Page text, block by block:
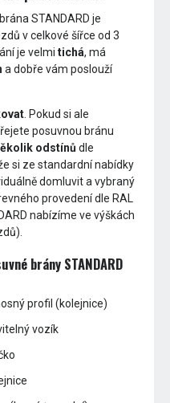
STANDARD je
v celkové šířce od 3
je velmitichá, má
a dobře vám poslouží
. Pokud si ale
posuvnou bránu
odstínůdle
si ze standardní nabídky
domluvit a vybraný
provedení dle RAL
nabízíme ve výškách
brány STANDARD
profil (kolejnice)
vozík